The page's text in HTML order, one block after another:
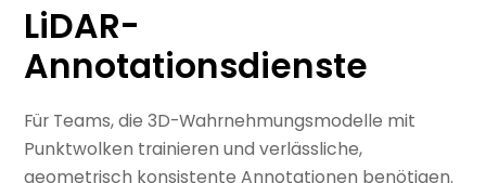
LiDAR-
Annotationsdienste
Für Teams, die 3D-Wahrnehmungsmodelle mit
Punktwolken trainieren und verlässliche,
geometrisch konsistente Annotationen benötigen.